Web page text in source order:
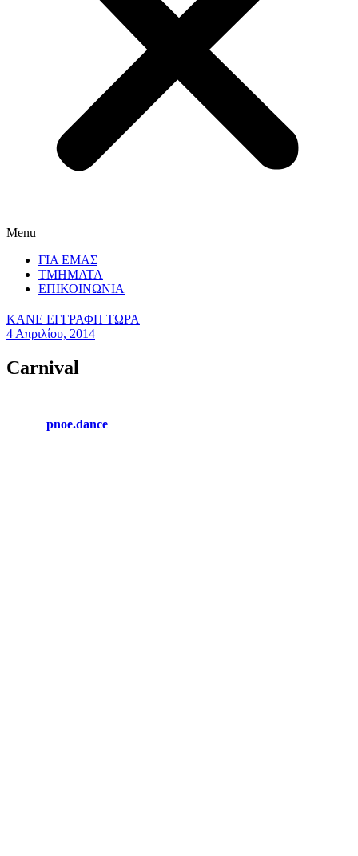
Menu
ΓΙΑ ΕΜΑΣ
ΤΜΗΜΑΤΑ
ΕΠΙΚΟΙΝΩΝΙΑ
ΚΑΝΕ ΕΓΓΡΑΦΗ ΤΩΡΑ
4 Απριλίου, 2014
Carnival
pnoe.dance